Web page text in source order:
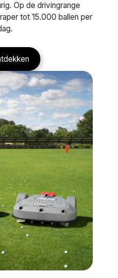
Op de drivingrange
tot 15.000 ballen per